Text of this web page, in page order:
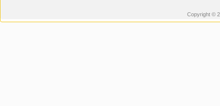
Copyright ©